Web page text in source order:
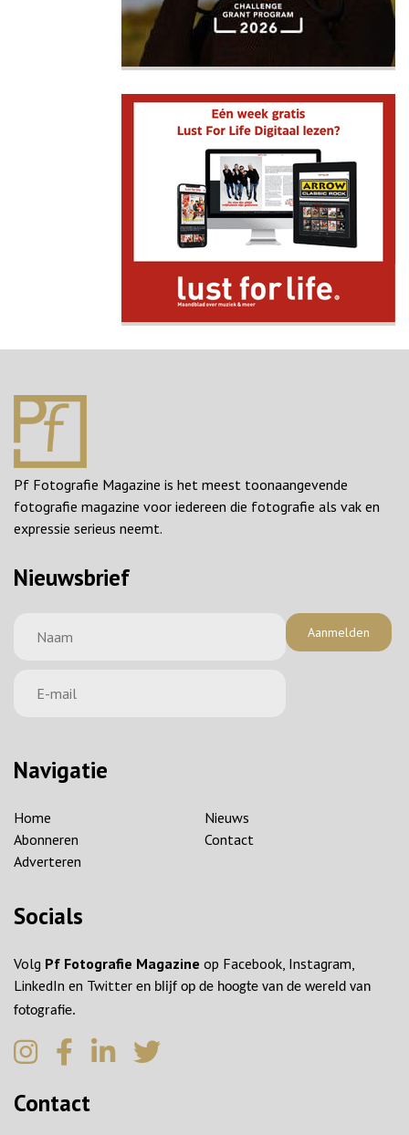
Pf Fotografie Magazine is het meest toonaangevende
fotografie magazine voor iedereen die fotografie als vak en
expressie serieus neemt.
Nieuwsbrief
Aanmelden
Navigatie
Home
Nieuws
Abonneren
Contact
Adverteren
Socials
Volg Pf Fotografie Magazine op Facebook, Instagram,
LinkedIn en Twitter en blijf op de hoogte van de wereld van
fotografie.
Contact